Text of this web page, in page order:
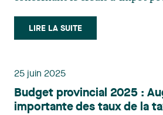
CIEMC est égal à 30 % des «
minéral critique déterminées »1
LIRE LA SUITE
25 juin 2025
Budget provincial 2025 :
importante des taux de la